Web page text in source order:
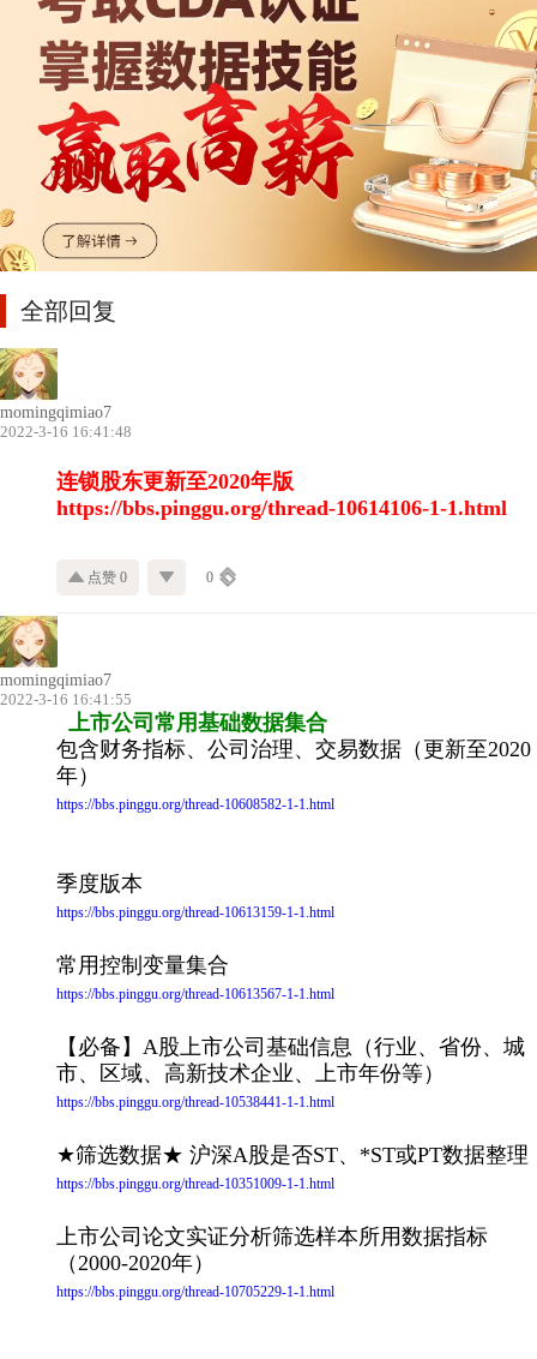
全部回复
momingqimiao7
2022-3-16 16:41:48
连锁股东更新至2020年版
https://bbs.pinggu.org/thread-10614106-1-1.html
点赞 0 0
momingqimiao7
2022-3-16 16:41:55
上市公司常用基础数据集合
包含财务指标、公司治理、交易数据（更新至2020
年）
https://bbs.pinggu.org/thread-10608582-1-1.html
季度版本
https://bbs.pinggu.org/thread-10613159-1-1.html
常用控制变量集合
https://bbs.pinggu.org/thread-10613567-1-1.html
【必备】A股上市公司基础信息（行业、省份、城
市、区域、高新技术企业、上市年份等）
https://bbs.pinggu.org/thread-10538441-1-1.html
★筛选数据★ 沪深A股是否ST、*ST或PT数据整理
https://bbs.pinggu.org/thread-10351009-1-1.html
上市公司论文实证分析筛选样本所用数据指标
（2000-2020年）
https://bbs.pinggu.org/thread-10705229-1-1.html